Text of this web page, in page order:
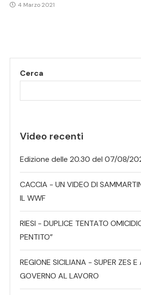
4 Marzo 2021
Cerca
Video recenti
Edizione delle 20.30 del 07/08/
CACCIA - UN VIDEO DI
IL WWF
RIESI - DUPLICE TENTATO
PENTITO”
REGIONE SICILIANA - SUPER ZES E
GOVERNO AL LAVORO